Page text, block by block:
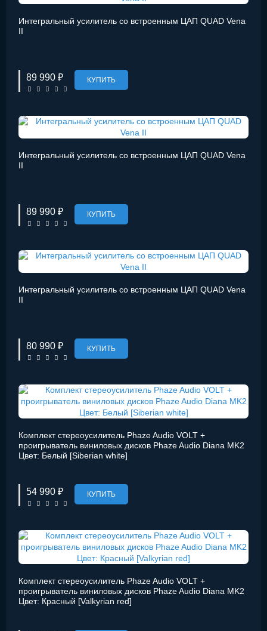
Интегральный усилитель со встроенным ЦАП QUAD Vena
II
89 990 ₽ КУПИТЬ
Интегральный усилитель со встроенным ЦАП QUAD Vena
II
89 990 ₽ КУПИТЬ
Интегральный усилитель со встроенным ЦАП QUAD Vena
II
80 990 ₽ КУПИТЬ
Комплект стереоусилитель Phaze Audio VOLT +
проигрыватель виниловых дисков Phaze Audio Diana MK2
Цвет: Белый [Siberian white]
54 990 ₽ КУПИТЬ
Комплект стереоусилитель Phaze Audio VOLT +
проигрыватель виниловых дисков Phaze Audio Diana MK2
Цвет: Красный [Valkyrian red]